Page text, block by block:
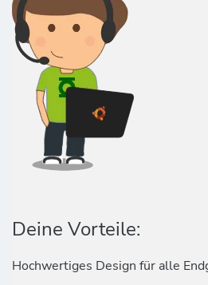
Deine Vorteile:
Hochwertiges Design für alle